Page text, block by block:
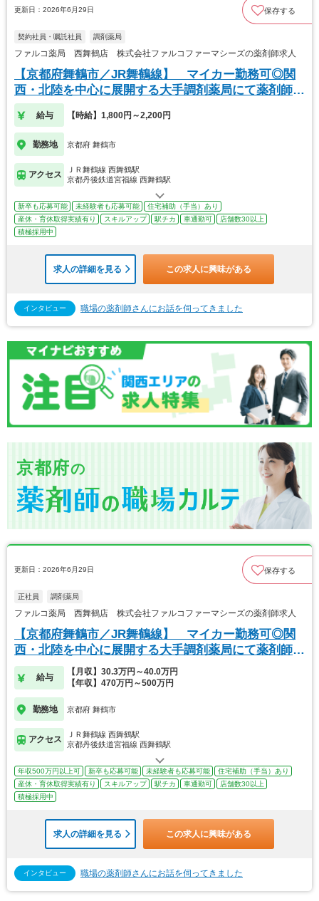
更新日：2026年6月29日 保存する
契約社員・嘱託社員 調剤薬局
ファルコ薬局 西舞鶴店 株式会社ファルコファーマシーズの薬剤師求人
【京都府舞鶴市／JR舞鶴線】 マイカー勤務可◎関
西・北陸を中心に展開する大手調剤薬局にて薬剤師の
募集
給与 【時給】1,800円～2,200円
勤務地 京都府 舞鶴市
アクセス
ＪＲ舞鶴線 西舞鶴駅
京都丹後鉄道宮福線 西舞鶴駅
新卒も応募可能 未経験者も応募可能
住宅補助（手当）あり
産休・育休取得実績有り
スキルアップ 駅チカ 車通勤可
店舗数30以上
積極採用中
求人の詳細を見る この求人に興味がある
インタビュー 職場の薬剤師さんにお話を伺ってきました
京都府の
更新日：2026年6月29日 保存する
正社員 調剤薬局
ファルコ薬局 西舞鶴店 株式会社ファルコファーマシーズの薬剤師求人
【京都府舞鶴市／JR舞鶴線】 マイカー勤務可◎関
西・北陸を中心に展開する大手調剤薬局にて薬剤師の
募集
給与
【月収】30.3万円～40.0万円
【年収】470万円～500万円
勤務地 京都府 舞鶴市
アクセス
ＪＲ舞鶴線 西舞鶴駅
京都丹後鉄道宮福線 西舞鶴駅
年収500万円以上可 新卒も応募可能 未経験者も応募可能
住宅補助（手当）あり
産休・育休取得実績有り
スキルアップ 駅チカ 車通勤可
店舗数30以上
積極採用中
求人の詳細を見る この求人に興味がある
インタビュー 職場の薬剤師さんにお話を伺ってきました